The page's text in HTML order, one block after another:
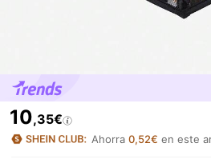
10,35€
Ahorra 0,52€ en este